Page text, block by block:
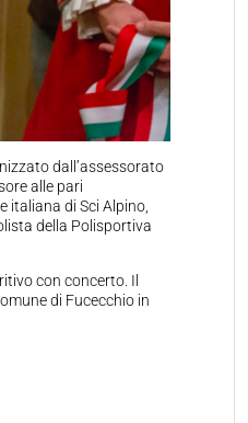
dall’assessorato
alle pari
italiana di Sci Alpino,
della Polisportiva
con concerto. Il
di Fucecchio in